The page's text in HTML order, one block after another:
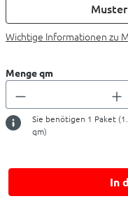
Wichtige Informationen zu
Menge qm
Sie benötigen 1 Paket (
qm)
In